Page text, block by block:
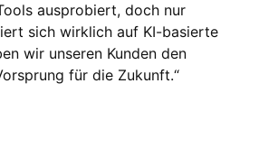
ausprobiert, doch nur
sich wirklich auf KI-basierte
wir unseren Kunden den
für die Zukunft.“